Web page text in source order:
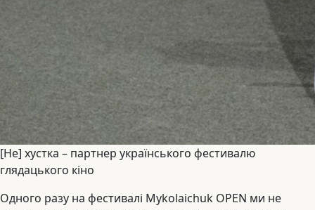
[Не] хустка – партнер українського фестивалю
глядацького кіно
Одного разу на фестивалі Mykolaichuk OPEN ми не